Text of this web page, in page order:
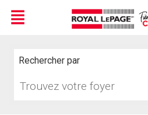
Menu
Rechercher par
votre